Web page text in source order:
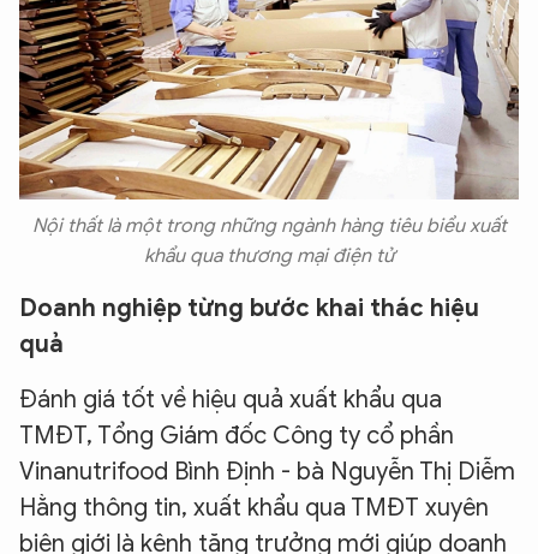
Nội thất là một trong những ngành hàng tiêu biểu xuất
khẩu qua thương mại điện tử
Doanh nghiệp từng bước khai thác hiệu
quả
Đánh giá tốt về hiệu quả xuất khẩu qua
TMĐT, Tổng Giám đốc Công ty cổ phần
Vinanutrifood Bình Định - bà Nguyễn Thị Diễm
Hằng thông tin, xuất khẩu qua TMĐT xuyên
biên giới là kênh tăng trưởng mới giúp doanh